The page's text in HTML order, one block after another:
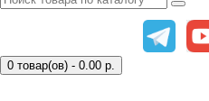
0 товар(ов) - 0.00 р.